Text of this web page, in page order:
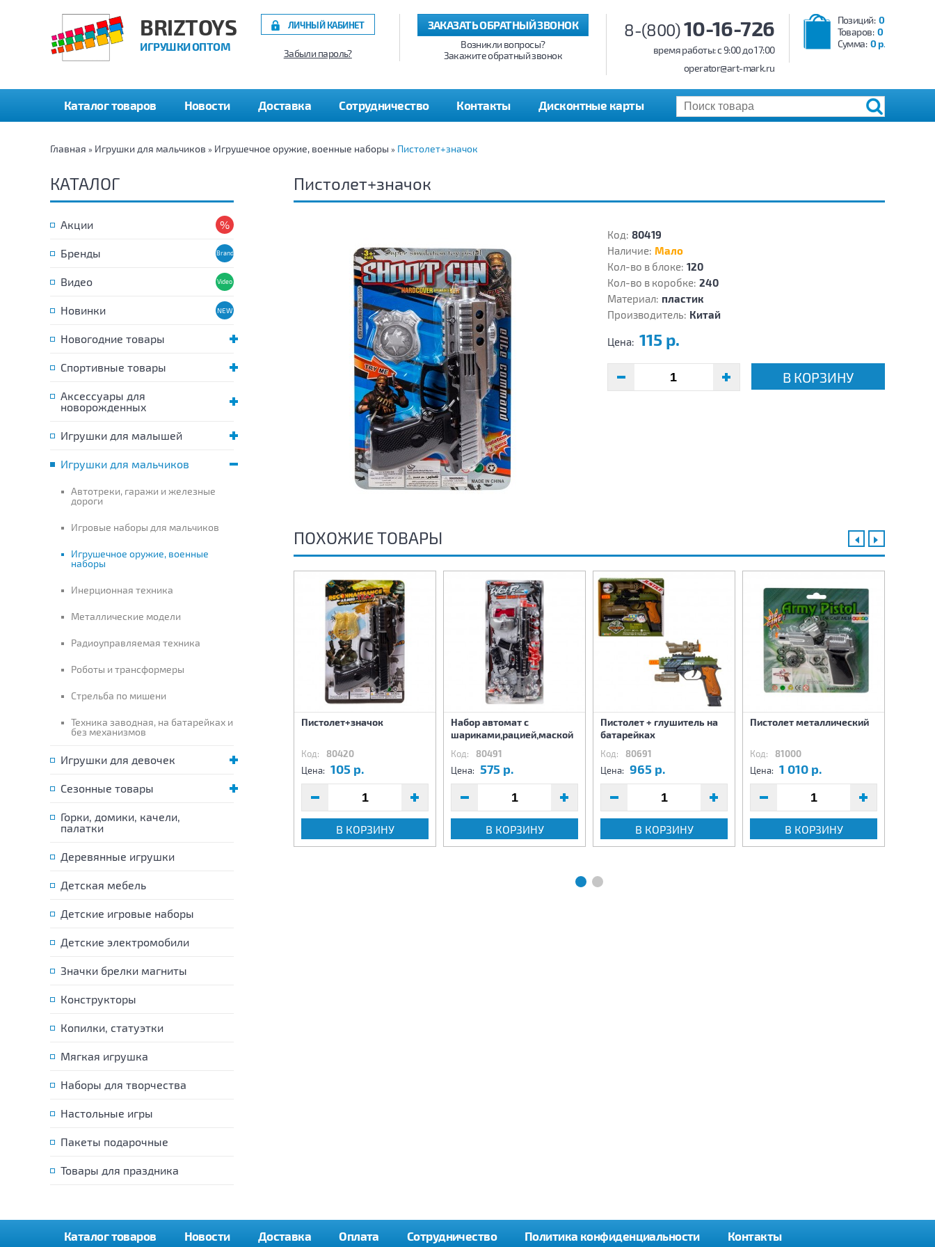
BRIZTOYS
ИГРУШКИ ОПТОМ
Позиций: 0
Товаров: 0
Сумма: 0 р.
8-(800)10-16-726
время работы: c 9:00 до 17:00
operator@art-mark.ru
ЗАКАЗАТЬ ОБРАТНЫЙ ЗВОНОК
Возникли вопросы?
Закажите обратный звонок
ЛИЧНЫЙ КАБИНЕТ
Забыли пароль?
Каталог товаров Новости Доставка Сотрудничество Контакты Дисконтные карты
Главная » Игрушки для мальчиков » Игрушечное оружие, военные наборы » Пистолет+значок
КАТАЛОГ
Акции
Бренды
Видео
Новинки
Новогодние товары
Спортивные товары
Аксессуары для
новорожденных
Игрушки для малышей
Игрушки для мальчиков
Автотреки, гаражи и железные
дороги
Игровые наборы для мальчиков
Игрушечное оружие, военные
наборы
Инерционная техника
Металлические модели
Радиоуправляемая техника
Роботы и трансформеры
Стрельба по мишени
Техника заводная, на батарейках и
без механизмов
Игрушки для девочек
Сезонные товары
Горки, домики, качели,
палатки
Деревянные игрушки
Детская мебель
Детские игровые наборы
Детские электромобили
Значки брелки магниты
Конструкторы
Копилки, статуэтки
Мягкая игрушка
Наборы для творчества
Настольные игры
Пакеты подарочные
Товары для праздника
Пистолет+значок
Код: 80419
Наличие: Мало
Кол-во в блоке: 120
Кол-во в коробке: 240
Материал: пластик
Производитель: Китай
Цена: 115 р.
В КОРЗИНУ
ПОХОЖИЕ ТОВАРЫ
Пистолет металлический
1 360 р.
В КОРЗИНУ
Пистолет металлический Пистолет+значок
Код: 80420
Цена: 105 р.
В КОРЗИНУ
Набор автомат с
шариками,рацией,маской
Код: 80491
Цена: 575 р.
В КОРЗИНУ
Пистолет + глушитель на
батарейках
Код: 80691
Цена: 965 р.
В КОРЗИНУ
Пистолет металлический
Код: 81000
Цена: 1 010 р.
В КОРЗИНУ
Каталог товаров Новости Доставка Оплата Сотрудничество Политика конфиденциальности Контакты